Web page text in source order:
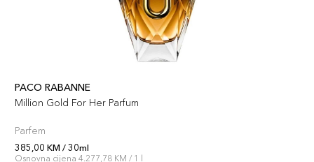
PACO RABANNE
Million Gold For Her Parfum
Parfem
385,00 KM / 30ml
Osnovna cijena 4.277,78 KM / 1 l